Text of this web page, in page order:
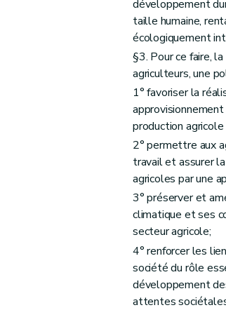
Chapitre II La demande
Art. D28
Art. D29
Art. D30
Art. D31
Chapitre III Les données
Section 1
Les
Art. D33
Art. D34
Art. D35
Art. D36
Art. D38
Art. D39
Art. D40
développement
taille humaine,
écologiquement
§3. Pour ce faire,
agriculteurs, une
1° favoriser la
production
2° permettre aux
travail et assurer
agricoles par une
3° préserver et
climatique et ses
secteur agricole;
4° renforcer les
société du rôle
développement
attentes